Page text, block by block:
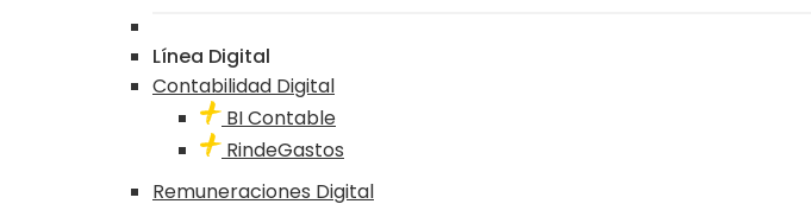
Línea Digital
Contabilidad Digital
BI Contable
RindeGastos
Remuneraciones Digital